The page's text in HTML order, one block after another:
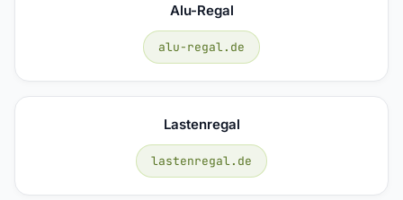
Alu-Regal
alu-regal.de
Lastenregal
lastenregal.de